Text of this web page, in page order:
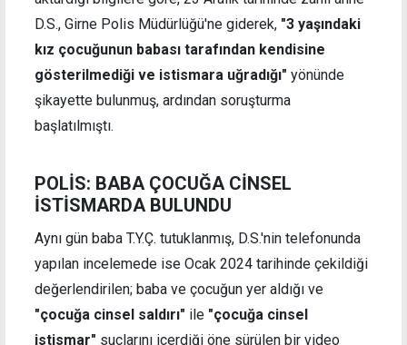
D.S., Girne Polis Müdürlüğü'ne giderek, "3 yaşındaki
kız çocuğunun babası tarafından kendisine
gösterilmediği ve istismara uğradığı" yönünde
şikayette bulunmuş, ardından soruşturma
başlatılmıştı.
POLİS: BABA ÇOCUĞA CİNSEL
İSTİSMARDA BULUNDU
Aynı gün baba T.Y.Ç. tutuklanmış, D.S.'nin telefonunda
yapılan incelemede ise Ocak 2024 tarihinde çekildiği
değerlendirilen; baba ve çocuğun yer aldığı ve
"çocuğa cinsel saldırı" ile "çocuğa cinsel
istismar" suçlarını içerdiği öne sürülen bir video